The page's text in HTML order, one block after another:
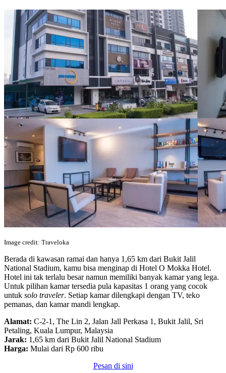
Image credit: Traveloka
Berada di kawasan ramai dan hanya 1,65 km dari Bukit Jalil
National Stadium, kamu bisa menginap di Hotel O Mokka Hotel.
Hotel ini tak terlalu besar namun memiliki banyak kamar yang lega.
Untuk pilihan kamar tersedia pula kapasitas 1 orang yang cocok
untuk solo traveler. Setiap kamar dilengkapi dengan TV, teko
pemanas, dan kamar mandi lengkap.
Alamat: C-2-1, The Lin 2, Jalan Jall Perkasa 1, Bukit Jalil, Sri
Petaling, Kuala Lumpur, Malaysia
Jarak: 1,65 km dari Bukit Jalil National Stadium
Harga: Mulai dari Rp 600 ribu
Pesan di sini